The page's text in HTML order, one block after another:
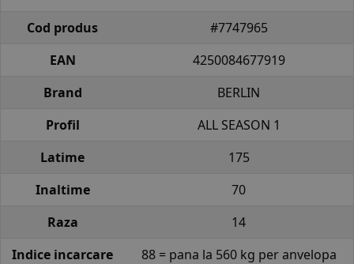
Cod produs
#7747965
EAN
4250084677919
Brand
BERLIN
Profil
ALL SEASON 1
Latime
175
Inaltime
70
Raza
14
Indice incarcare
88 = pana la 560 kg per anvelopa